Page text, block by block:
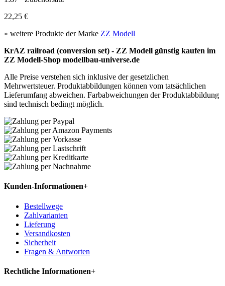
22,25 €
» weitere Produkte der Marke ZZ Modell
KrAZ railroad (conversion set) - ZZ Modell günstig kaufen im
ZZ Modell-Shop modellbau-universe.de
Alle Preise verstehen sich inklusive der gesetzlichen
Mehrwertsteuer. Produktabbildungen können vom tatsächlichen
Lieferumfang abweichen. Farbabweichungen der Produktabbildung
sind technisch bedingt möglich.
Kunden-Informationen+
Bestellwege
Zahlvarianten
Lieferung
Versandkosten
Sicherheit
Fragen & Antworten
Rechtliche Informationen+